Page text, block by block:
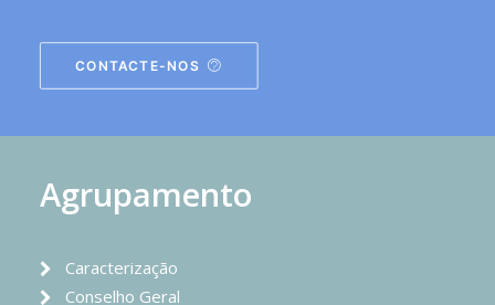
CONTACTE-NOS
Agrupamento
Caracterização
Conselho Geral